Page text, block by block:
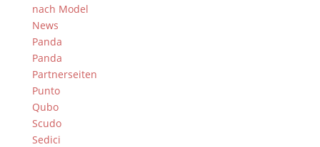
nach Model
News
Panda
Panda
Partnerseiten
Punto
Qubo
Scudo
Sedici